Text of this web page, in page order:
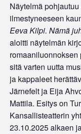
Näytelmä
ilmestyneeseen
Eeva Kilpi. Nämä
aloitti näytelmän
sitä varten uutta
ja kappaleet
Järnefelt ja Eija
Mattila. Esitys on
Kansallisteatterin
23.10.2025 alkaen